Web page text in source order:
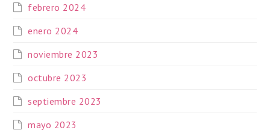
febrero 2024
enero 2024
noviembre 2023
octubre 2023
septiembre 2023
mayo 2023